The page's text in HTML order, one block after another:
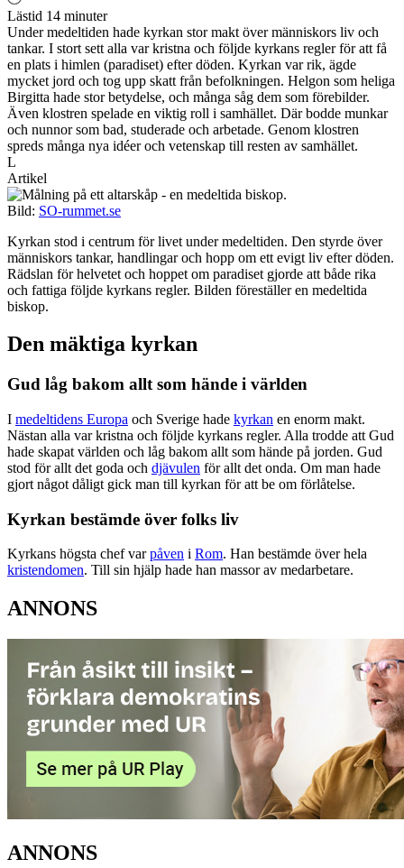
Lästid 14 minuter
Under medeltiden hade kyrkan stor makt över människors liv och
tankar. I stort sett alla var kristna och följde kyrkans regler för att få
en plats i himlen (paradiset) efter döden. Kyrkan var rik, ägde
mycket jord och tog upp skatt från befolkningen. Helgon som heliga
Birgitta hade stor betydelse, och många såg dem som förebilder.
Även klostren spelade en viktig roll i samhället. Där bodde munkar
och nunnor som bad, studerade och arbetade. Genom klostren
spreds många nya idéer och vetenskap till resten av samhället.
L
Artikel
Bild: SO-rummet.se
Kyrkan stod i centrum för livet under medeltiden. Den styrde över
människors tankar, handlingar och hopp om ett evigt liv efter döden.
Rädslan för helvetet och hoppet om paradiset gjorde att både rika
och fattiga följde kyrkans regler. Bilden föreställer en medeltida
biskop.
Den mäktiga kyrkan
Gud låg bakom allt som hände i världen
I medeltidens Europa och Sverige hade kyrkan en enorm makt.
Nästan alla var kristna och följde kyrkans regler. Alla trodde att Gud
hade skapat världen och låg bakom allt som hände på jorden. Gud
stod för allt det goda och djävulen för allt det onda. Om man hade
gjort något dåligt gick man till kyrkan för att be om förlåtelse.
Kyrkan bestämde över folks liv
Kyrkans högsta chef varpåven i Rom. Han bestämde över hela
kristendomen. Till sin hjälp hade han massor av medarbetare.
ANNONS
ANNONS